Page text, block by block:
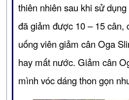
thiên nhiên sau khi sử
đã giảm được 10 – 15 cân,
uống viên giảm cân Oga
hay mất nước. Giảm cân
mình vóc dáng thon gọn